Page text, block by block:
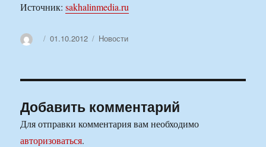
Источник:sakhalinmedia.ru
АвторОпубликовано
01.10.2012 Рубрики
Новости
Добавить комментарий
Для отправки комментария вам необходимо
авторизоваться.